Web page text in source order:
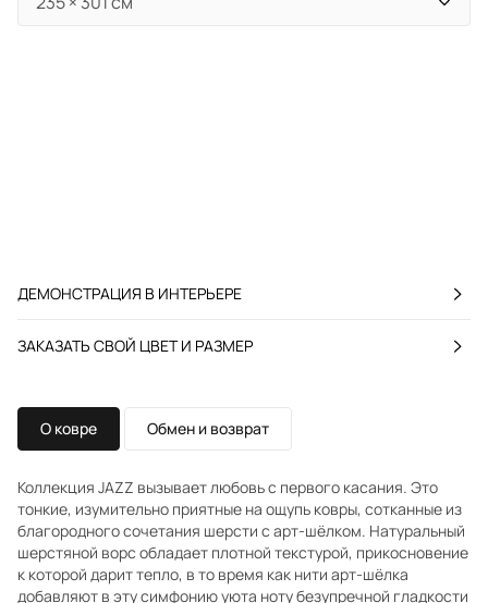
ДЕМОНСТРАЦИЯ В ИНТЕРЬЕРЕ
ЗАКАЗАТЬ СВОЙ ЦВЕТ И РАЗМЕР
О ковре Обмен и возврат
Коллекция JAZZ вызывает любовь с первого касания. Это
тонкие, изумительно приятные на ощупь ковры, сотканные из
благородного сочетания шерсти с арт-шёлком. Натуральный
шерстяной ворс обладает плотной текстурой, прикосновение
к которой дарит тепло, в то время как нити арт-шёлка
добавляют в эту симфонию уюта ноту безупречной гладкости